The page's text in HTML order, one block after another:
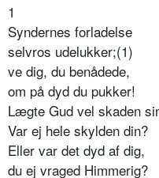
1
Syndernes forladelse
selvros udelukker;(1)
ve dig, du benådede,
om på dyd du pukker!
Lægte Gud vel skaden
Var ej hele skylden din?
Eller var det dyd af dig,
du ej vraged Himmerig?